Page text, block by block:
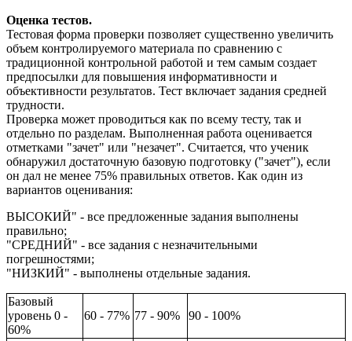
Оценка тестов.
Тестовая форма проверки позволяет существенно увеличить
объем контролируемого материала по сравнению с
традиционной контрольной работой и тем самым создает
предпосылки для повышения информативности и
объективности результатов. Тест включает задания средней
трудности.
Проверка может проводиться как по всему тесту, так и
отдельно по разделам. Выполненная работа оценивается
отметками "зачет" или "незачет". Считается, что ученик
обнаружил достаточную базовую подготовку ("зачет"), если
он дал не менее 75% правильных ответов. Как один из
вариантов оценивания:
ВЫСОКИЙ" - все предложенные задания выполнены
правильно;
"СРЕДНИЙ" - все задания с незначительными
погрешностями;
"НИЗКИЙ" - выполнены отдельные задания.
Базовый
уровень 0 -
60%
60 - 77% 77 - 90% 90 - 100%